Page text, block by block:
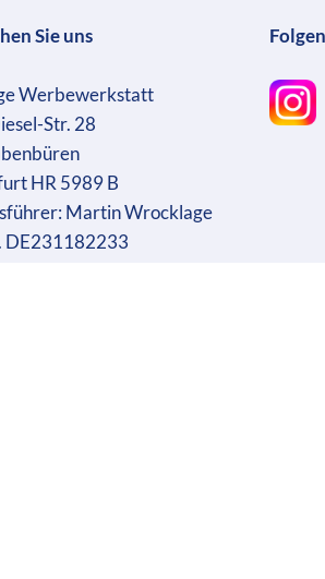
Sie uns
Werbewerkstatt
Str. 28
HR 5989 B
Martin Wrocklage
DE231182233